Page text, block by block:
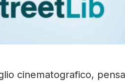
cinematografico,